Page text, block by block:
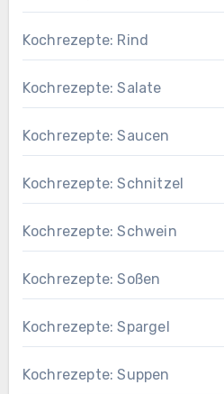
Kochrezepte: Rind
Kochrezepte: Salate
Kochrezepte: Saucen
Kochrezepte: Schnitzel
Kochrezepte: Schwein
Kochrezepte: Soßen
Kochrezepte: Spargel
Kochrezepte: Suppen